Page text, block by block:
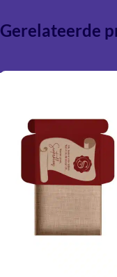
Gerelateerde